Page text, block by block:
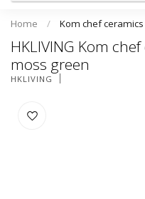
Home / Kom chef
HKLIVING Kom
moss green
HKLIVING